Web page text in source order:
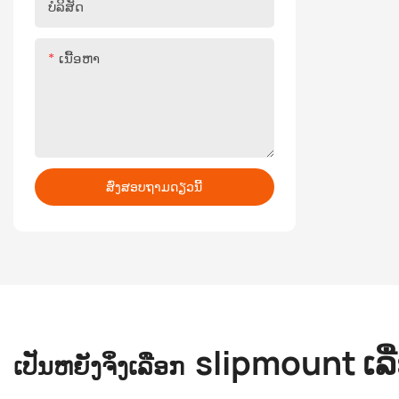
ບໍລິສັດ
ເນື້ອຫາ
ສົ່ງສອບຖາມດຽວນີ້
ເປັນຫຍັງຈິ່ງເລືອກ slipmount ເ